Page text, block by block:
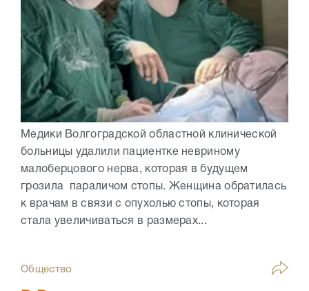
Медики Волгоградской областной клинической
больницы удалили пациентке невриному
малоберцового нерва, которая в будущем
грозила параличом стопы. Женщина обратилась
к врачам в связи с опухолью стопы, которая
стала увеличиваться в размерах...
Общество